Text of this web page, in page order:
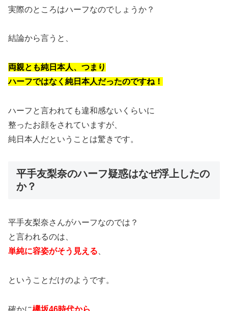
実際のところはハーフなのでしょうか？
結論から言うと、
両親とも純日本人、つまり
ハーフではなく純日本人だったのですね！
ハーフと言われても違和感ないくらいに
整ったお顔をされていますが、
純日本人だということは驚きです。
平手友梨奈のハーフ疑惑はなぜ浮上したの
か？
平手友梨奈さんがハーフなのでは？
と言われるのは、
単純に容姿がそう見える
ということだけのようです。
確かに欅坂46時代から